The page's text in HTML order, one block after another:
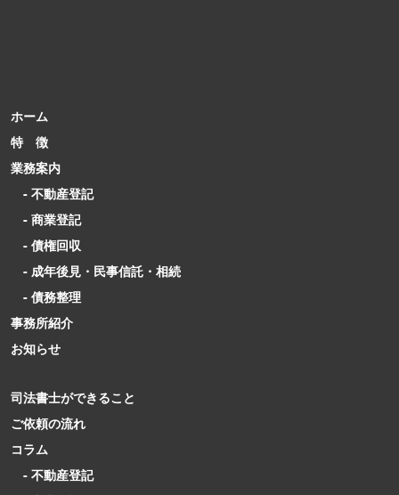
ホーム
特 徴
業務案内
- 不動産登記
- 商業登記
- 債権回収
- 成年後見・民事信託・相続
- 債務整理
事務所紹介
お知らせ
司法書士ができること
ご依頼の流れ
コラム
- 不動産登記